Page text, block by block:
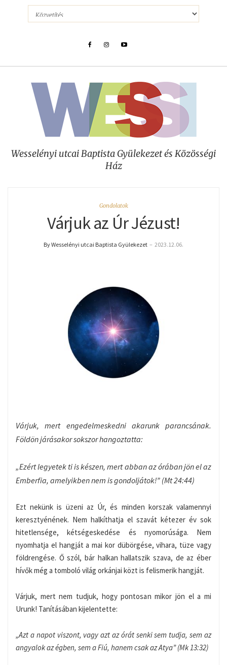
Wesselényi utcai Baptista Gyülekezet és Közösségi
Ház
Gondolatok
Várjuk az Úr Jézust!
By Wesselényi utcai Baptista Gyülekezet – 2023.12.06.
Várjuk, mert engedelmeskedni akarunk parancsának.
Földön járásakor sokszor hangoztatta:
„Ezért legyetek ti is készen, mert abban az órában jön el az
Emberfia, amelyikben nem is gondoljátok!” (Mt 24:44)
Ezt nekünk is üzeni az Úr, és minden korszak valamennyi
keresztyénének. Nem halkíthatja el szavát kétezer év sok
hitetlensége, kétségeskedése és nyomorúsága. Nem
nyomhatja el hangját a mai kor dübörgése, vihara, tüze vagy
földrengése. Ő szól, bár halkan hallatszik szava, de az éber
hívők még a tomboló világ orkánjai közt is felismerik hangját.
Várjuk, mert nem tudjuk, hogy pontosan mikor jön el a mi
Urunk! Tanításában kijelentette:
„Azt a napot viszont, vagy azt az órát senki sem tudja, sem az
angyalok az égben, sem a Fiú, hanem csak az Atya” (Mk 13:32)